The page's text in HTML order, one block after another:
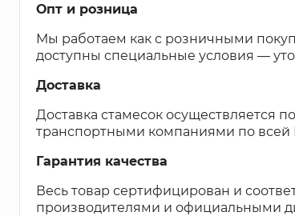
Опт и розница
Мы работаем как с розничными
доступны специальные условия —
Доставка
Доставка стамесок осуществляется
транспортными компаниями по всей
Гарантия качества
Весь товар сертифицирован и
производителями и официальными